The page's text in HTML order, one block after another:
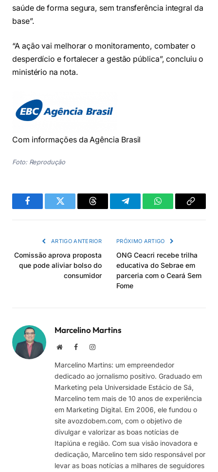
saúde de forma segura, sem transferência integral da
base”.
“A ação vai melhorar o monitoramento, combater o
desperdício e fortalecer a gestão pública”, concluiu o
ministério na nota.
Com informações da Agência Brasil
Foto: Reprodução
FacebookTwitter Threads TelegramWhatsAppCopiar
ARTIGO ANTERIOR
Comissão aprova proposta
que pode aliviar bolso do
consumidor
PRÓXIMO ARTIGO
ONG Ceacri recebe trilha
educativa do Sebrae em
parceria com o Ceará Sem
Fome
Marcelino Martins
Site FacebookInstagram
Marcelino Martins: um empreendedor
dedicado ao jornalismo positivo. Graduado em
Marketing pela Universidade Estácio de Sá,
Marcelino tem mais de 10 anos de experiência
em Marketing Digital. Em 2006, ele fundou o
site avozdobem.com, com o objetivo de
divulgar e valorizar as boas notícias de
Itapiúna e região. Com sua visão inovadora e
dedicação, Marcelino tem sido responsável por
levar as boas notícias a milhares de seguidores